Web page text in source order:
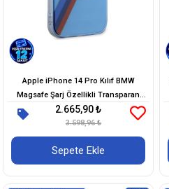
Apple iPhone 14 Pro Kılıf BMW
Magsafe Şarj Özellikli Transparan
Tricolor Stripes Orjinal Lisanslı Kapak
2.665,90 ₺
3.598,96 ₺
Sepete Ekle